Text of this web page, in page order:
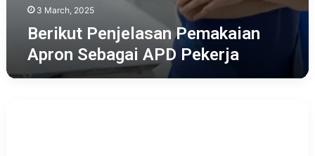
3 March, 2025
Berikut Penjelasan Pemakaian
Apron Sebagai APD Pekerja